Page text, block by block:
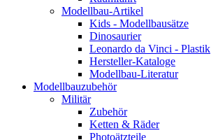
Modellbau-Artikel
Kids - Modellbausätze
Dinosaurier
Leonardo da Vinci - Plastik
Hersteller-Kataloge
Modellbau-Literatur
Modellbauzubehör
Militär
Zubehör
Ketten & Räder
Photoätzteile